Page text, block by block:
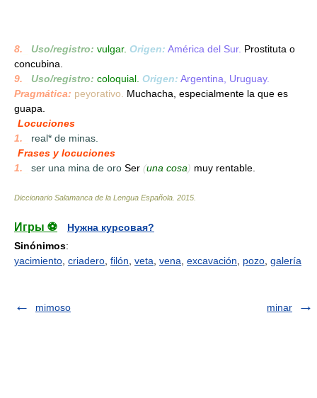
8. Uso/registro: vulgar. Origen: América del Sur. Prostituta o
concubina.
9.
Uso/registro: coloquial. Origen: Argentina, Uruguay.
Pragmática: peyorativo.
Muchacha, especialmente la que es
guapa.
Locuciones
1.
real* de minas.
Frases y locuciones
1.
ser una mina de oro Ser (una cosa) muy rentable.
Diccionario Salamanca de la Lengua Española 2015
Игры ⚽
Нужна курсовая?
Sinónimos:
yacimiento criadero filón veta vena excavación pozo galería
mimoso minar